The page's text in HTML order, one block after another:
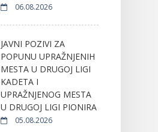
06.08.2026
JAVNI POZIVI ZA
POPUNU UPRAŽNJENIH
MESTA U DRUGOJ LIGI
KADETA I
UPRAŽNJENOG MESTA
U DRUGOJ LIGI PIONIRA
05.08.2026